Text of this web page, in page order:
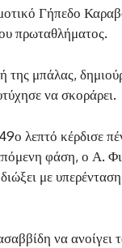
Γήπεδο
πρωταθλήματος.
της μπάλας,
να σκοράρει.
λεπτό κέρδισε
φάση, ο Α.
με
να ανοίγει